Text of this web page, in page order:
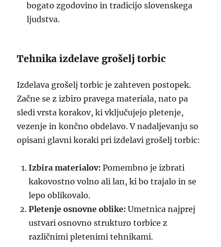
bogato zgodovino in tradicijo slovenskega
ljudstva.
Tehnika izdelave grošelj torbic
Izdelava grošelj torbic je zahteven postopek.
Začne se z izbiro pravega materiala, nato pa
sledi vrsta korakov, ki vključujejo pletenje,
vezenje in končno obdelavo. V nadaljevanju so
opisani glavni koraki pri izdelavi grošelj torbic:
Izbira materialov: Pomembno je izbrati
kakovostno volno ali lan, ki bo trajalo in se
lepo oblikovalo.
Pletenje osnovne oblike: Umetnica najprej
ustvari osnovno strukturo torbice z
različnimi pletenimi tehnikami.